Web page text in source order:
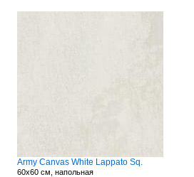
Army Canvas White Lappato Sq.
60x60 см, напольная